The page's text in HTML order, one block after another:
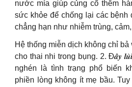
nước mía giúp củng cố thêm
sức khỏe để chống lại các bệnh
chẳng hạn như nhiễm trùng,
Hệ thống miễn dịch không chỉ bả
cho thai nhi trong bụng. 2. Đ𝒂̂̉𝒚
nghén là tình trạng phổ biến
phiền lòng không ít mẹ bầu.